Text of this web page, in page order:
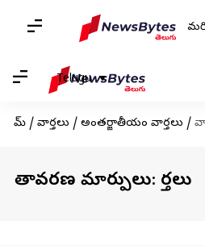
Telugu
హోమ్ / వార్తలు / అంతర్జాతీయం వార్తలు /
వాతావరణ మార్పులు: వార్తలు